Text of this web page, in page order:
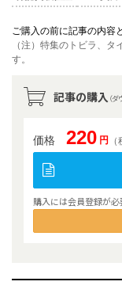
ご購入の前に記事の内容
（注）特集のトビラ、
す。
記事の購入 （
価格 220 円
購入には会員登録が必